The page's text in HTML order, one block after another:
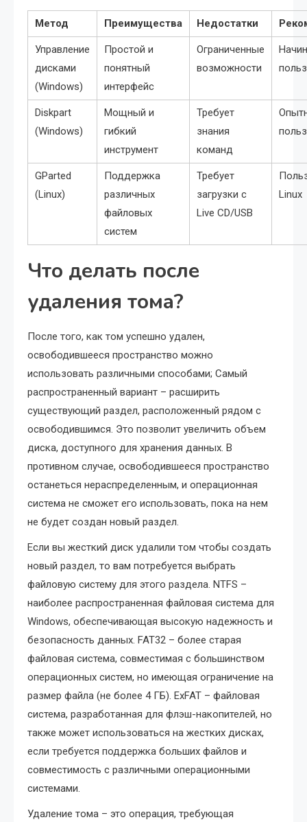
Метод Преимущества Недостатки
Управление
дисками
(Windows)
Простой и
понятный
интерфейс
Ограниченные
возможности
Diskpart
(Windows)
Мощный и
гибкий
инструмент
Требует
знания
команд
GParted
(Linux)
Поддержка
различных
файловых
систем
Требует
загрузки с
Live CD/USB
Linux
Что делать после
удаления тома?
После того, как том успешно удален,
освободившееся пространство можно
использовать различными способами; Самый
распространенный вариант – расширить
существующий раздел, расположенный рядом с
освободившимся. Это позволит увеличить объем
диска, доступного для хранения данных. В
противном случае, освободившееся пространство
останеться нераспределенным, и операционная
система не сможет его использовать, пока на нем
не будет создан новый раздел.
Если вы жесткий диск удалили том чтобы создать
новый раздел, то вам потребуется выбрать
файловую систему для этого раздела. NTFS –
наиболее распространенная файловая система для
Windows, обеспечивающая высокую надежность и
безопасность данных. FAT32 – более старая
файловая система, совместимая с большинством
операционных систем, но имеющая ограничение на
размер файла (не более 4 ГБ). ExFAT – файловая
система, разработанная для флэш-накопителей, но
также может использоваться на жестких дисках,
если требуется поддержка больших файлов и
совместимость с различными операционными
системами.
Удаление тома – это операция, требующая